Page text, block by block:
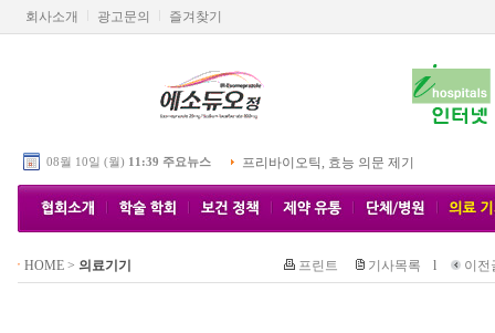
회사소개 광고문의 즐겨찾기
08월 10일 (월) 11:39 주요뉴스 프리바이오틱, 효능 의문 제기
HOME> 의료기기 프린트 기사목록 l 이전